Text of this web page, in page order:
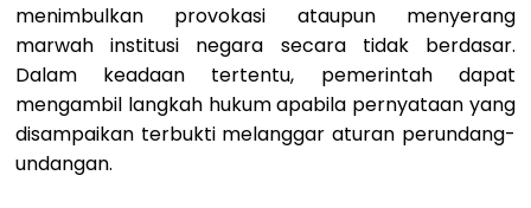
menimbulkan provokasi ataupun menyerang
marwah institusi negara secara tidak berdasar.
Dalam keadaan tertentu, pemerintah dapat
mengambil langkah hukum apabila pernyataan yang
disampaikan terbukti melanggar aturan perundang-
undangan.